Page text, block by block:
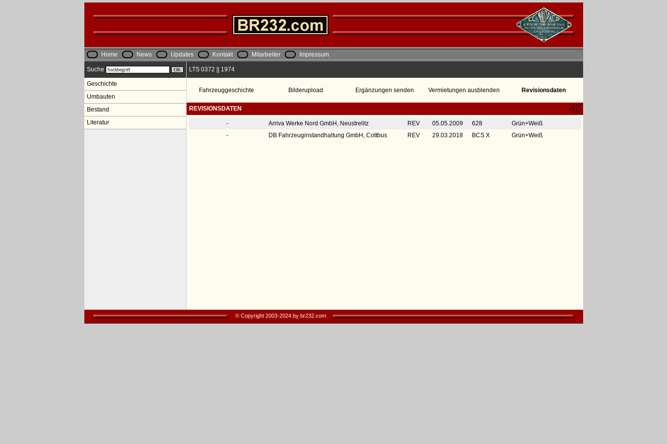
Home News Updates Kontakt Mitarbeiter Impressum
Suche
Geschichte
Umbauten
Bestand
Literatur
LTS 0372 || 1974
Fahrzeuggeschichte Bilderupload Ergänzungen senden Vermietungen ausblenden Revisionsdaten
REVISIONSDATEN
- Arriva Werke Nord GmbH, Neustrelitz REV 05.05.2009 628
Grün+Weiß
-
DB Fahrzeuginstandhaltung GmbH, Cottbus REV 29.03.2018 BCS X Grün+Weiß
© Copyright 2003-2024 by br232.com